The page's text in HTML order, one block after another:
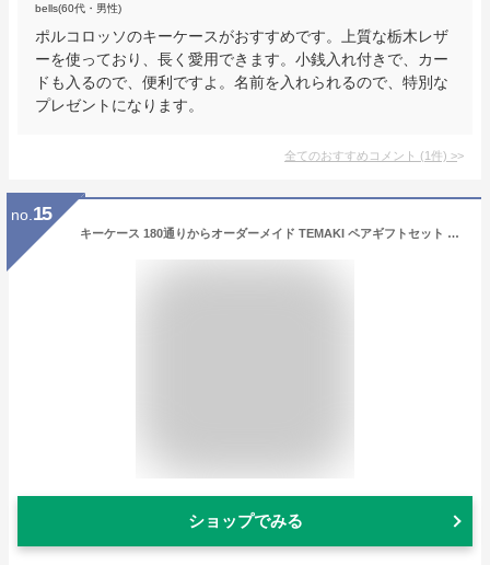
bells(60代・男性)
ポルコロッソのキーケースがおすすめです。上質な栃木レザ
ーを使っており、長く愛用できます。小銭入れ付きで、カー
ドも入るので、便利ですよ。名前を入れられるので、特別な
プレゼントになります。
全てのおすすめコメント (1件) >
no. 15
キーケース 180通りからオーダーメイド TEMAKI ペアギフトセット 名入れ naoCraft ブランド 名入り スマートキーケース カップル ペアキーケース レザー 本革 鍵 おしゃれ かわいい メンズ レディース 誕生日 ギフト 納車記念 お揃い オーダー オリジナル 左利き
ショップでみる